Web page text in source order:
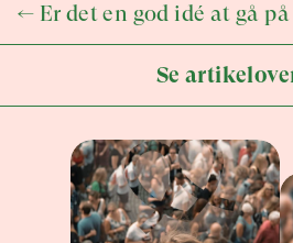
← Er det en god idé at gå
Se